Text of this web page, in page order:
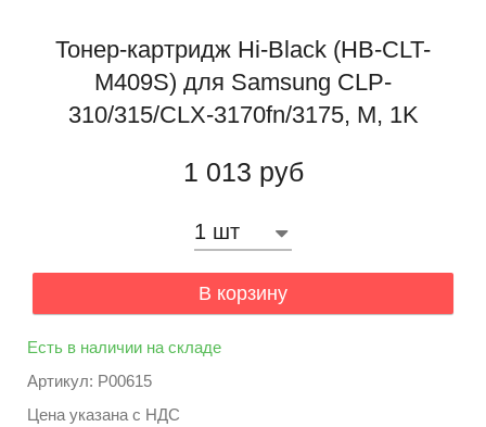
Тонер-картридж Hi-Black (HB-CLT-
M409S) для Samsung CLP-
310/315/CLX-3170fn/3175, M, 1K
1 013 руб
В корзину
Есть в наличии на складе
Артикул: P00615
Цена указана с НДС